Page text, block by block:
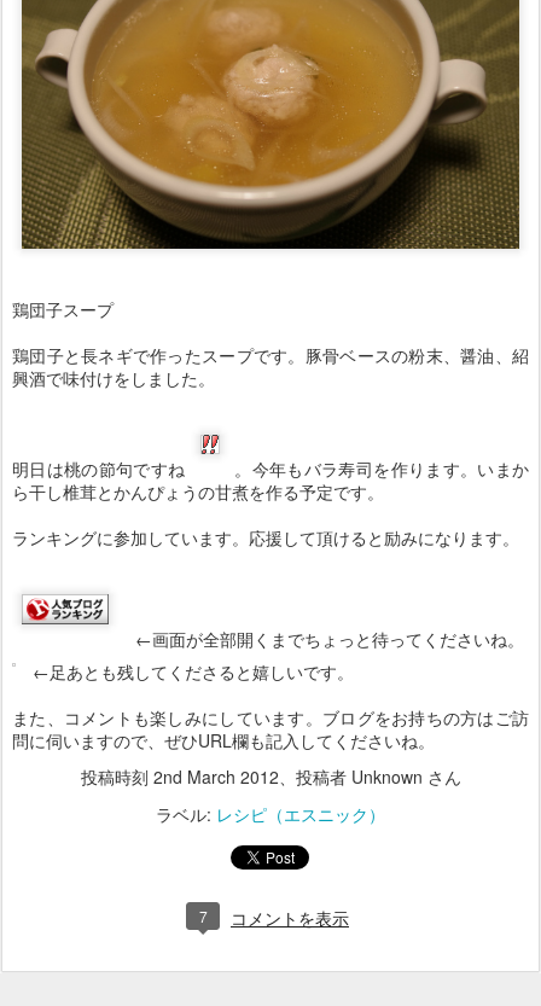
鶏団子スープ
鶏団子と長ネギで作ったスープです。豚骨ベースの粉末、醤油、紹
興酒で味付けをしました。
明日は桃の節句ですね
。今年もバラ寿司を作ります。いまか
ら干し椎茸とかんぴょうの甘煮を作る予定です。
ランキングに参加しています。応援して頂けると励みになります。
←画面が全部開くまでちょっと待ってくださいね。
←足あとも残してくださると嬉しいです。
また、コメントも楽しみにしています。ブログをお持ちの方はご訪
問に伺いますので、ぜひURL欄も記入してくださいね。
投稿時刻 2nd March 2012、投稿者 Unknown さん
ラベル: レシピ（エスニック）
7 コメントを表示